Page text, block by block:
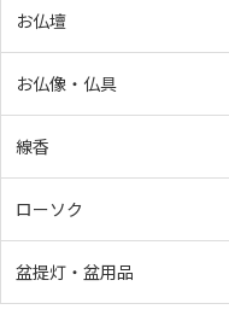
お仏壇
お仏像・仏具
線香
ローソク
盆提灯・盆用品